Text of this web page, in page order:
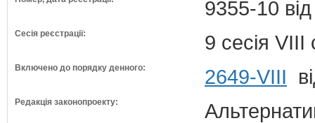
9355-10
Сесія реєстрації: 9 сесія VIII
Включено до порядку денного: 2649-VIII
Редакція законопроекту: